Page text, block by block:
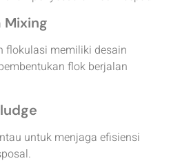
Mixing
flokulasi memiliki desain
flok berjalan
untuk menjaga efisiensi